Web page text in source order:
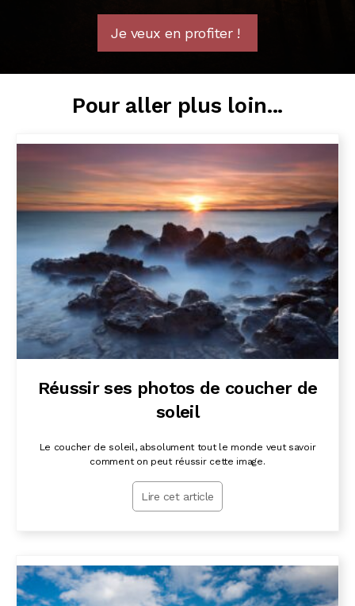
Je veux en profiter !
Pour aller plus loin...
Réussir ses photos de coucher de
soleil
Le coucher de soleil, absolument tout le monde veut savoir
comment on peut réussir cette image.
Lire cet article